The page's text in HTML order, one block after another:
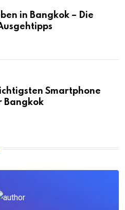
in Bangkok – Die
Smartphone
Bangkok